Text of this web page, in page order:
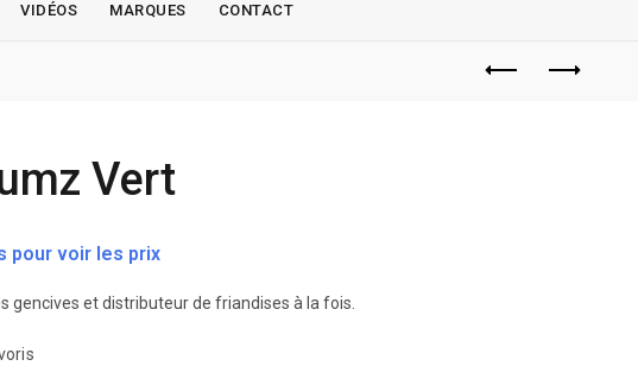
VIDÉOS MARQUES CONTACT
Vert
pour voir les prix
gencives et distributeur de friandises à la fois.